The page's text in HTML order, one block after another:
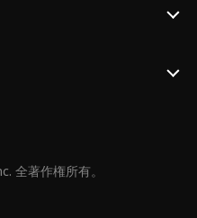
全著作権所有。